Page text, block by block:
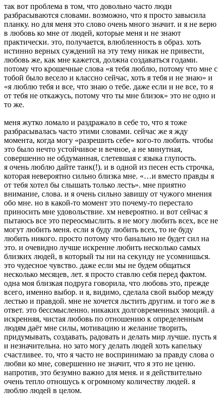
так вот проблема в том, что довольно часто люди
разбрасываются словами. возможно, что я просто завысила
планку. но для меня это слово очень много значит. и я не верю
в любовь ко мне от людей, которые меня и не знают
практически. это, получается, влюбленность в образ. хоть
истинно верных суждений на эту тему никак не привести,
любовь же, как мне кажется, должна создаваться годами.
потому что крошечные слова «я тебя люблю, потому что мне с
тобой было весело и классно сейчас, хоть я тебя и не знаю» и
«я люблю тебя и все, что знаю о тебе. даже если и не все, то я
от тебя не откажусь, потому что ты мне близок» это не одно и
то же.
меня жутко ломало и раздражало в себе то, что я тоже
разбрасывалась часто этими словами. сейчас же я жду
момента, когда могу «разрешить себе» кого-то любить. чтобы
это было нечто устойчивое и вечное, а не минутная,
совершенно не обдуманная, слетевшая с языка глупость.
я очень люблю дайте танк(!). и в одной из песен есть строчка,
которая невероятно сильно близка мне. «…и вместо правды я
от тебя хотел бы слышать только лесть». мне приятно
внимание, слова. и я очень сильно завишу от чужого мнения
обо мне. но в какой-то момент это почему-то перестало
приносить мне удовольствие. хм невероятно. и вот сейчас я
пытаюсь все это переосмыслить. я не могу любить всех, все не
могут любить меня. если я буду любить всех, то не буду
любить никого. просто потому что банально не будет сил на
это. и очевидно лучше искренне любить несколько самых
близких людей, в который ты ни на секунду не усомнишься.
это чудесное чувство. даже если мы не будем общаться
несколько месяцев, лет. я просто ставлю себя перед фактом.
одна моя близкая подруга говорила, что любовь это, прежде
всего, именно выбор. и я, видимо, сделала свой выбор между
лестью и правдой. мне не хочется льстить другим. и того же в
ответ. это бессмысленно. никаких долговременных эмоций. а
искренняя, чистая любовь по отношению к определенным
людям даёт мне силы, мотивацию и желание творить,
придумывать, создавать, радовать и делать мир лучше. пусть я
и незначительна. но зато могу делать людей хоть капельку
счастливее. то, что я часто не воспринимаю за правду слова о
любви ко мне, совершенно не значит, что я это не ценю.
напротив, это безумно важно для меня. и я действительно
очень тепло отношусь к огромному количеству людей. я
люблю людей в целом.